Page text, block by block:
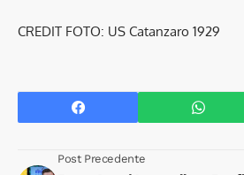
CREDIT FOTO: US Catanzaro 1929
Post Precedente